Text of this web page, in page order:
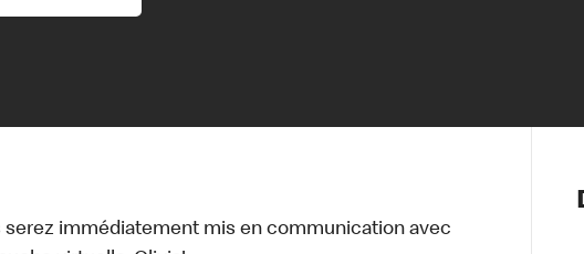
Notre
Nos
immédiatement mis en communication avec